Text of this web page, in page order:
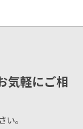
気軽にご相
。